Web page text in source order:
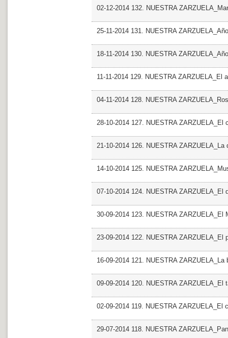
02-12-2014 132. NUESTRA
25-11-2014 131. NUESTRA
18-11-2014 130. NUESTRA
11-11-2014 129. NUESTRA ZARZUELA_El
04-11-2014 128. NUESTRA
28-10-2014 127. NUESTRA ZARZUELA_El
21-10-2014 126. NUESTRA ZARZUELA_La
14-10-2014 125. NUESTRA
07-10-2014 124. NUESTRA ZARZUELA_El
30-09-2014 123. NUESTRA ZARZUELA_El
23-09-2014 122. NUESTRA ZARZUELA_El
16-09-2014 121. NUESTRA
09-09-2014 120. NUESTRA ZARZUELA_El
02-09-2014 119. NUESTRA ZARZUELA_El
29-07-2014 118. NUESTRA